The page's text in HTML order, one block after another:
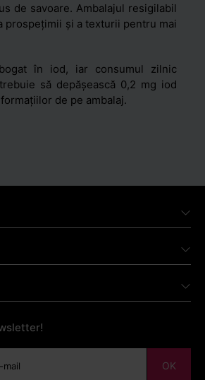
de savoare. Ambalajul resigilabil
prospețimii și a texturii pentru mai
în iod, iar consumul zilnic
să depășească 0,2 mg iod
de pe ambalaj.
OK